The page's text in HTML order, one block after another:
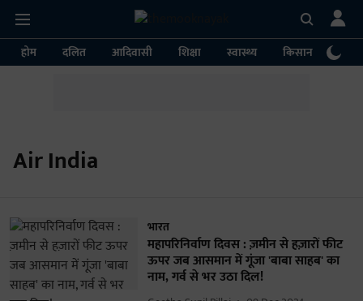
होम दलित आदिवासी शिक्षा स्वास्थ्य किसान
Air India
भारत
महापरिनिर्वाण दिवस : ज़मीन से हज़ारों फीट
ऊपर जब आसमान में गूंजा 'बाबा साहब' का
नाम, गर्व से भर उठा दिल!